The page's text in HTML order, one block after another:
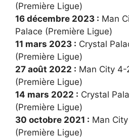
(Première Ligue)
16 décembre 2023 : Man
Palace (Première Ligue)
11 mars 2023 : Crystal
(Première Ligue)
27 août 2022 : Man City 4-
(Première Ligue)
14 mars 2022 : Crystal
(Première Ligue)
30 octobre 2021 : Man
(Première Ligue)